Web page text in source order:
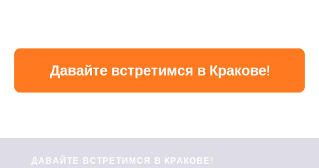
Давайте встретимся в Кракове!
ДАВАЙТЕ ВСТРЕТИМСЯ В КРАКОВЕ!